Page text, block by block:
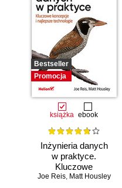
Bestseller
Promocja
książka ebook
Inżynieria danych
w praktyce.
Kluczowe
koncepcje i
Joe Reis, Matt Housley